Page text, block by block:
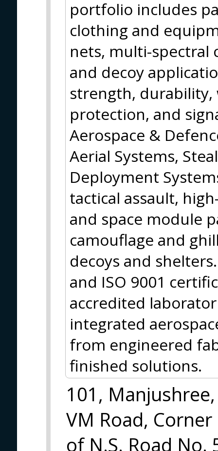
portfolio includes
clothing and
nets, multi-spectral
and decoy
strength, durability,
protection, and
Aerospace &
Aerial Systems,
Deployment
tactical assault,
and space module
camouflage and
decoys and
and ISO 9001
accredited
integrated
from engineered
finished solutions.
101, Manjushree,
VM Road, Corner
of N.S. Road No.